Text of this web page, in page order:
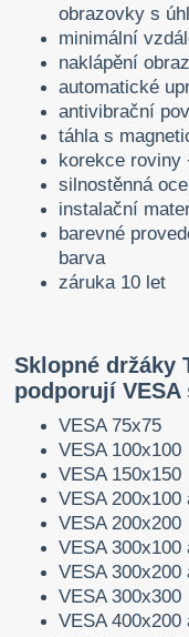
obrazovky s
minimální
naklápění
automatické
antivibrační
táhla s
korekce roviny
silnostěnná
instalační
barevné
barva
záruka 10 let
Sklopné držáky
podporují VESA
VESA 75x75
VESA 100x100
VESA 150x150
VESA 200x100
VESA 200x200
VESA 300x100
VESA 300x200
VESA 300x300
VESA 400x200